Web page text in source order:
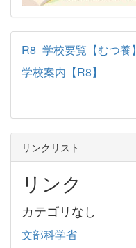
R8_学校要覧【むつ養】
学校案内【R8】
リンクリスト
リンク
カテゴリなし
文部科学省